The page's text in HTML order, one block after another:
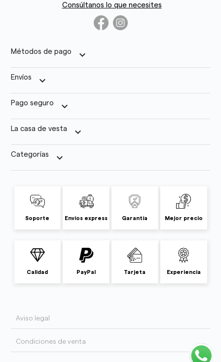
Consúltanos lo que necesites
Métodos de pago keyboard_arrow_down
Envíos keyboard_arrow_down
Pago seguro keyboard_arrow_down
La casa de vesta keyboard_arrow_down
Categorías keyboard_arrow_down
Soporte Envíos express Garantía Mejor precio
Calidad PayPal Tarjeta Experiencia
Aviso legal
Condiciones de venta